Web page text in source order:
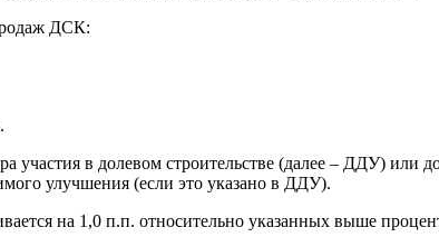
ДСК:
участия в долевом строительстве (далее – ДДУ) или
улучшения (если это указано в ДДУ).
на 1,0 п.п. относительно указанных выше